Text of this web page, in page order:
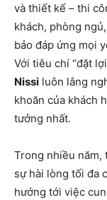
và thiết kế – thi
khách, phòng
bảo đáp ứng mọi
Với tiêu chí “đặt
Nissi luôn lắng
khoăn của khách
tưởng nhất.
Trong nhiều năm,
sự hài lòng tối đa
hướng tới việc